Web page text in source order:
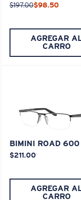
Es posible que
¿Se ajusta en
$197.00$98.50
AGREGAR
CARRO
BIMINI ROAD 600
$211.00
AGREGAR
CARRO